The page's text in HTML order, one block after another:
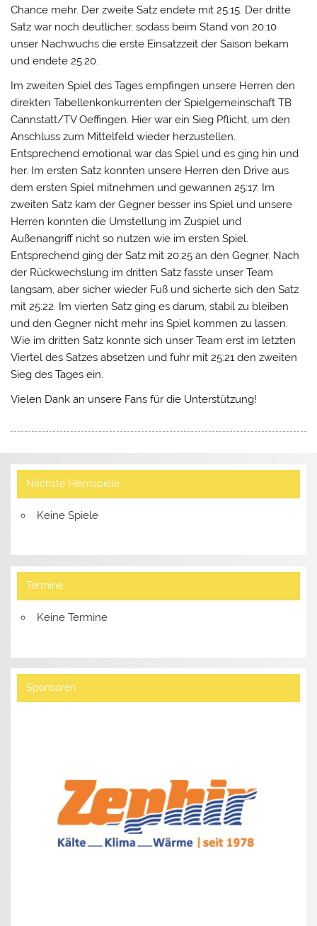
Chance mehr. Der zweite Satz endete mit 25:15. Der dritte
Satz war noch deutlicher, sodass beim Stand von 20:10
unser Nachwuchs die erste Einsatzzeit der Saison bekam
und endete 25:20.
Im zweiten Spiel des Tages empfingen unsere Herren den
direkten Tabellenkonkurrenten der Spielgemeinschaft TB
Cannstatt/TV Oeffingen. Hier war ein Sieg Pflicht, um den
Anschluss zum Mittelfeld wieder herzustellen.
Entsprechend emotional war das Spiel und es ging hin und
her. Im ersten Satz konnten unsere Herren den Drive aus
dem ersten Spiel mitnehmen und gewannen 25:17. Im
zweiten Satz kam der Gegner besser ins Spiel und unsere
Herren konnten die Umstellung im Zuspiel und
Außenangriff nicht so nutzen wie im ersten Spiel.
Entsprechend ging der Satz mit 20:25 an den Gegner. Nach
der Rückwechslung im dritten Satz fasste unser Team
langsam, aber sicher wieder Fuß und sicherte sich den Satz
mit 25:22. Im vierten Satz ging es darum, stabil zu bleiben
und den Gegner nicht mehr ins Spiel kommen zu lassen.
Wie im dritten Satz konnte sich unser Team erst im letzten
Viertel des Satzes absetzen und fuhr mit 25:21 den zweiten
Sieg des Tages ein.
Vielen Dank an unsere Fans für die Unterstützung!
Nächste Heimspiele
Keine Spiele
Termine
Keine Termine
Sponsoren